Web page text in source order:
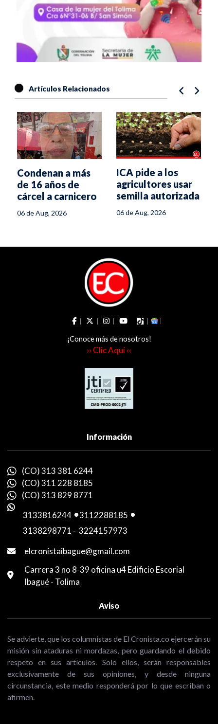
Artículos Relacionados
Condenan a más
de 16 años de
cárcel a carnicero
cobrador en
06 de Aug, 2026
ICA pide a los
agricultores usar
semilla autorizada
fenómeno de El
06 de Aug, 2026
¡Conoce más de nosotros!
›› Clic Aquí ‹‹
Información
(CO) 313 381 6244
(CO) 311 228 8185
(CO) 313 829 8771
3133816244 -3112288185 -
3138298771 - 3224157973
elcronistaibague@gmail.com
Carrera 3 no 8-39 oficina u4 Edificio Escorial
Ibagué - Tolima
Aviso
Se advierte, que los columnistas de El Cronista.co ejercerán su
misión sin ataduras ni mordazas, pero guardando el debido
respeto en sus artículos. Solo ellos, serán responsables
exclusivamente de sus opiniones, y desde ninguna
circunstancia, este medio responderá por lo que escriban o
afirmen.